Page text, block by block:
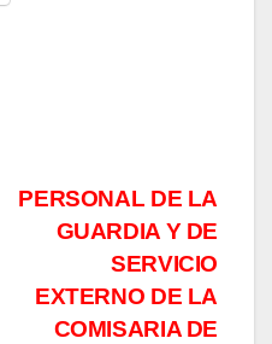
PERSONAL DE LA
GUARDIA Y DE
SERVICIO
EXTERNO DE LA
COMISARIA DE